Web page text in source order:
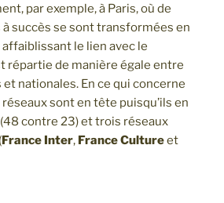
par exemple, à Paris, où de
succès se sont transformées en
le lien avec le
répartie de manière égale entre
nationales. En ce qui concerne
sont en tête puisqu’ils en
contre 23) et trois réseaux
France Inter, France Cultureet